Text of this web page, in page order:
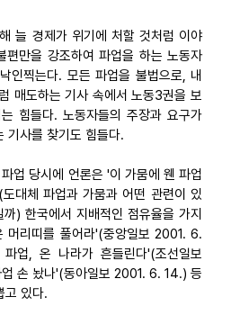
늘 경제가 위기에 처할 것처럼 이야
편만을 강조하여 파업을 하는 노동자
인찍는다. 모든 파업을 불법으로, 내
매도하는 기사 속에서 노동3권을 보
힘들다. 노동자들의 주장과 요구가
기사를 찾기도 힘들다.
업 당시에 언론은 '이 가뭄에 웬 파업
대체 파업과 가뭄과 어떤 관련이 있
) 한국에서 지배적인 점유율을 가지
머리띠를 풀어라'(중앙일보 2001. 6.
업, 온 나라가 흔들린다'(조선일보
손 놨나'(동아일보 2001. 6. 14.) 등
고 있다.